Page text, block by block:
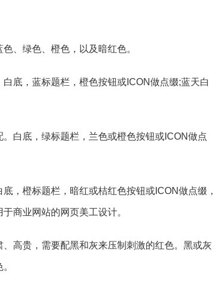
、绿色、橙色，以及暗红色。
底，蓝标题栏，橙色按钮或ICON做点缀;蓝天白
白底，绿标题栏，兰色或橙色按钮或ICON做点
，橙标题栏，暗红或桔红色按钮或ICON做点缀，
商业网站的网页美工设计。
高贵，需要配黑和灰来压制刺激的红色。黑或灰